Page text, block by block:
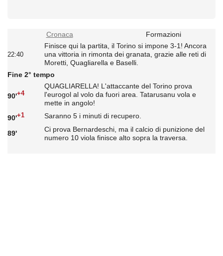
Cronaca Formazioni
22:40
Finisce qui la partita, il Torino si impone 3-1! Ancora
una vittoria in rimonta dei granata, grazie alle reti di
Moretti, Quagliarella e Baselli.
Fine 2° tempo
90'+4
QUAGLIARELLA! L'attaccante del Torino prova
l'eurogol al volo da fuori area. Tatarusanu vola e
mette in angolo!
90'+1 Saranno 5 i minuti di recupero.
89'
Ci prova Bernardeschi, ma il calcio di punizione del
numero 10 viola finisce alto sopra la traversa.